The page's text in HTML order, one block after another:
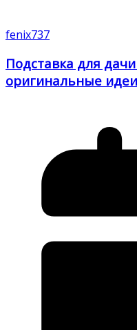
fenix737
Подставка для
оригинальные